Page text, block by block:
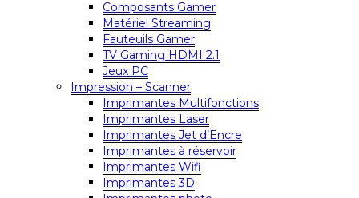
Composants Gamer
Matériel Streaming
Fauteuils Gamer
TV Gaming HDMI 2.1
Jeux PC
Impression – Scanner
Imprimantes Multifonctions
Imprimantes Laser
Imprimantes Jet d’Encre
Imprimantes à réservoir
Imprimantes Wifi
Imprimantes 3D